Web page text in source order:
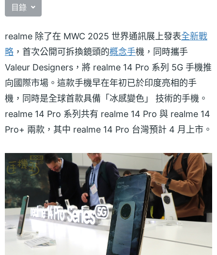
目錄
realme 除了在 MWC 2025 世界通訊展上發表全新戰
略 ，首次公開可拆換鏡頭的概念手機，同時攜手
Valeur Designers，將 realme 14 Pro 系列 5G 手機推
向國際市場。這款手機早在年初已於印度亮相的手
機，同時是全球首款具備「冰感變色」 技術的手機。
realme 14 Pro 系列共有 realme 14 Pro 與 realme 14
Pro+ 兩款，其中 realme 14 Pro 台灣預計 4 月上市。